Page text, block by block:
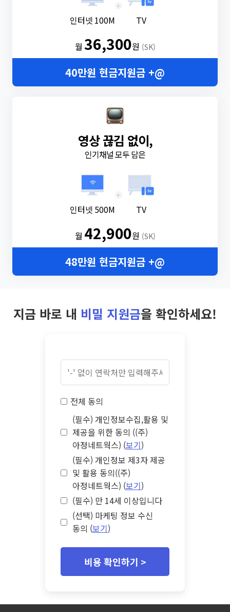
인터넷 100M
+
TV
월36,300원 (SK)
40만원 현금지원금 +@
영상 끊김 없이,
인기채널 모두 담은
인터넷 500M
+
TV
월 42,900원 (SK)
48만원 현금지원금 +@
지금 바로 내 비밀 지원금을 확인하세요!
전체 동의
(필수) 개인정보수집,활용 및
제공을 위한 동의 ((주)
아정네트웍스) (보기)
(필수) 개인정보 제3자 제공
및 활용 동의((주)
아정네트웍스) (보기)
(필수) 만 14세 이상입니다
(선택) 마케팅 정보 수신
동의 (보기)
비용 확인하기 >